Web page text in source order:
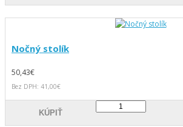
Nočný stolík
50,43€
Bez DPH: 41,00€
KÚPIŤ